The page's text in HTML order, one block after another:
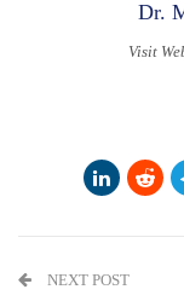
Visit
NEXT POST